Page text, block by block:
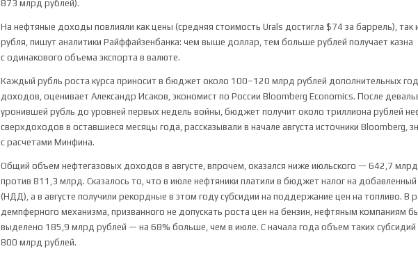
873 млрд рублей).
На нефтяные доходы повлияли как цены (средняя стоимость Urals достигла $74 за баррель), так
рубля, пишут аналитики Райффайзенбанка: чем выше доллар, тем больше рублей получает казна
с одинакового объема экспорта в валюте.
Каждый рубль роста курса приносит в бюджет около 100–120 млрд рублей дополнительных
доходов, оценивает Александр Исаков, экономист по России Bloomberg Economics. После
уронившей рубль до уровней первых недель войны, бюджет получит около триллиона рублей
сверхдоходов в оставшиеся месяцы года, рассказывали в начале августа источники Bloomberg,
с расчетами Минфина.
Общий объем нефтегазовых доходов в августе, впрочем, оказался ниже июльского — 642,7
против 811,3 млрд. Сказалось то, что в июле нефтяники платили в бюджет налог на
(НДД), а в августе получили рекордные в этом году субсидии на поддержание цен на топливо. В
демпферного механизма, призванного не допускать роста цен на бензин, нефтяным компаниям
выделено 185,9 млрд рублей — на 68% больше, чем в июле. С начала года объем таких субсидий
800 млрд рублей.